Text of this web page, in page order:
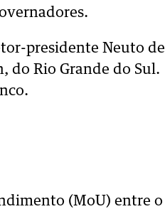
presidente Neuto de
do Rio Grande do Sul.
(MoU) entre o